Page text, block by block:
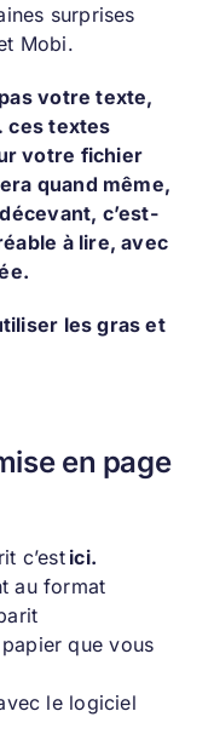
surprises
Mobi.
votre texte,
ces textes
votre fichier
quand même,
c’est-
à lire, avec
les gras et
en page
c’est ici.
au format
que vous
le logiciel